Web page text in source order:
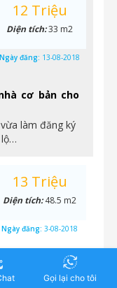
cơ bản cho
làm đăng ký
12 Triệu
Diện tích:33 m2
Ngày đăng: 13-08-2018
1 phòng ngủ,
đẹp, giá 13,5
13 Triệu
Diện tích:48.5 m2
Ngày đăng: 3-08-2018
Gọi lại cho tôi